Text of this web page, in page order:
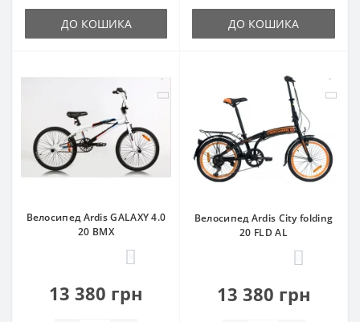
ДО КОШИКА ДО КОШИКА
Велосипед Ardis GALAXY 4.0
20 BMX
13 380 грн
Велосипед Ardis City folding
20 FLD AL
13 380 грн